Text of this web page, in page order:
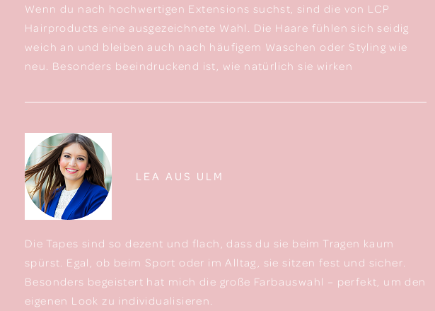
Wenn du nach hochwertigen Extensions suchst, sind die von LCP
Hairproducts eine ausgezeichnete Wahl. Die Haare fühlen sich seidig
weich an und bleiben auch nach häufigem Waschen oder Styling wie
neu. Besonders beeindruckend ist, wie natürlich sie wirken
LEA AUS ULM
Die Tapes sind so dezent und flach, dass du sie beim Tragen kaum
spürst. Egal, ob beim Sport oder im Alltag, sie sitzen fest und sicher.
Besonders begeistert hat mich die große Farbauswahl – perfekt, um den
eigenen Look zu individualisieren.